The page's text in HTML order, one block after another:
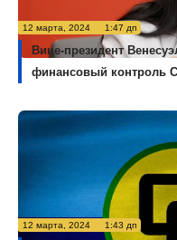
12 марта, 2024 1:47 дп
Вице-президент
финансовый контроль
12 марта, 2024 1:43 дп